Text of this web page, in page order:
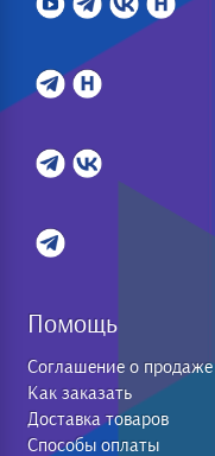
Помощь
Соглашение о продаже
Как заказать
Доставка товаров
Способы оплаты